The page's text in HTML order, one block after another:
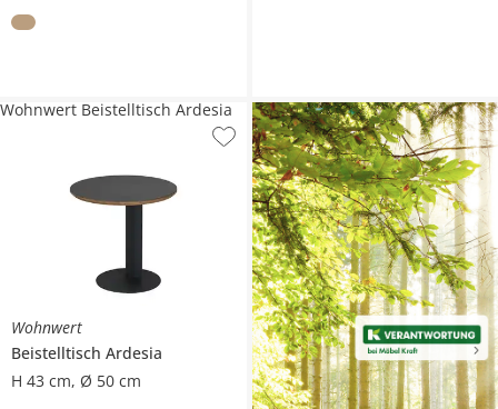
Wohnwert
Beistelltisch Ardesia
H 43 cm, Ø 50 cm
Wohnwert Beistelltisch Ardesia